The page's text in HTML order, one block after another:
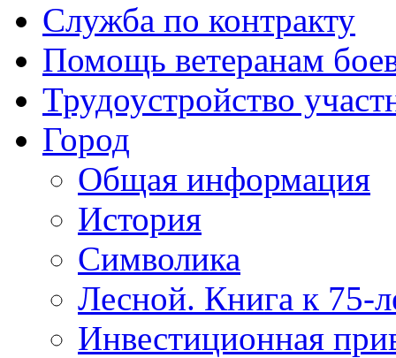
Служба по контракту
Помощь ветеранам
Трудоустройство
Город
Общая информация
История
Символика
Лесной. Книга к 75-
Инвестиционная